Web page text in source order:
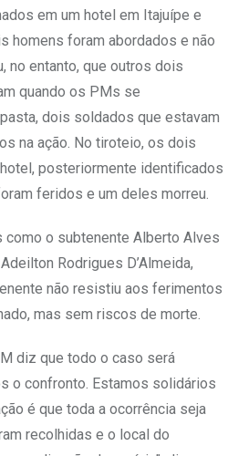
em um hotel em Itajuípe e
homens foram abordados e não
no entanto, que outros dois
quando os PMs se
dois soldados que estavam
na ação. No tiroteio, os dois
posteriormente identificados
feridos e um deles morreu.
como o subtenente Alberto Alves
Rodrigues D’Almeida,
não resistiu aos ferimentos
mas sem riscos de morte.
diz que todo o caso será
o confronto. Estamos solidários
é que toda a ocorrência seja
recolhidas e o local do